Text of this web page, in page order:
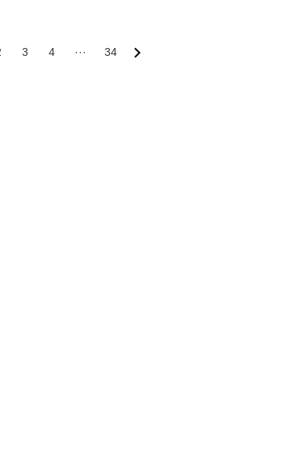
2. w..
3 4 ··· 34